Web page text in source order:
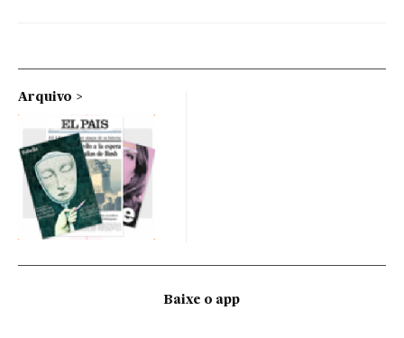
Arquivo
Baixe o app